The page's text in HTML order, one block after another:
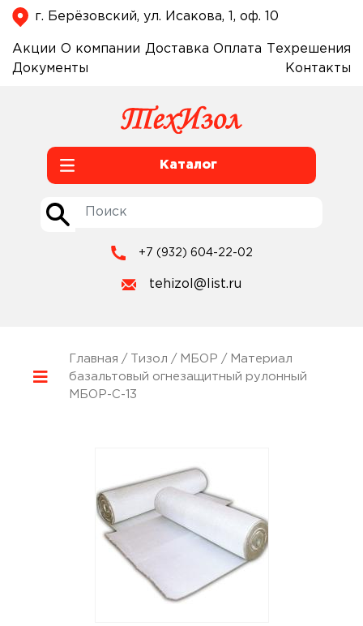
г. Берёзовский, ул. Исакова, 1, оф. 10
Акции О компании Доставка Оплата
Техрешения
Документы
Контакты
Каталог
+7 (932) 604-22-02
tehizol@list.ru
Главная / Тизол / МБОР / Материал
базальтовый огнезащитный рулонный
МБОР-С-13